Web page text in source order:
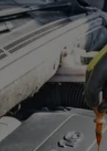
Actualités
Nos
Notre
Nous